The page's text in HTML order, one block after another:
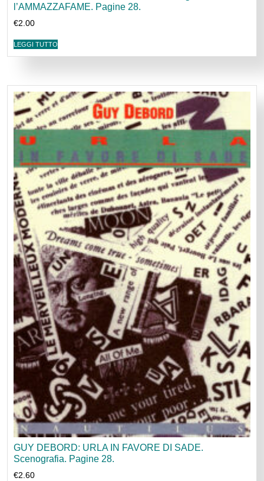
l’AMMAZZAFAME. Pagine 28.
€2.00
LEGGI TUTTO
GUY DEBORD: URLA IN FAVORE DI SADE.
Scenografia. Pagine 28.
€2.60